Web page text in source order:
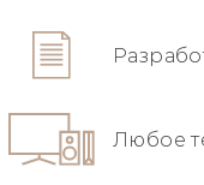
Любое